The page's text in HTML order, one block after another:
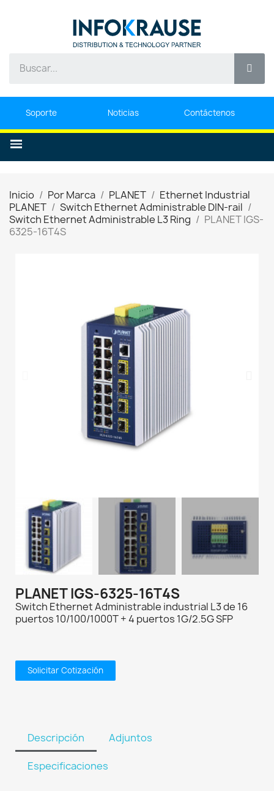
Soporte Noticias Contáctenos
Inicio Por Marca PLANET
Ethernet Industrial
PLANET
Switch Ethernet Administrable DIN-rail
Switch Ethernet Administrable L3 Ring
PLANET IGS-
6325-16T4S
PLANET IGS-6325-16T4S
Switch Ethernet Administrable industrial L3 de 16
puertos 10/100/1000T + 4 puertos 1G/2.5G SFP
Solicitar Cotización
Descripción Adjuntos
Especificaciones